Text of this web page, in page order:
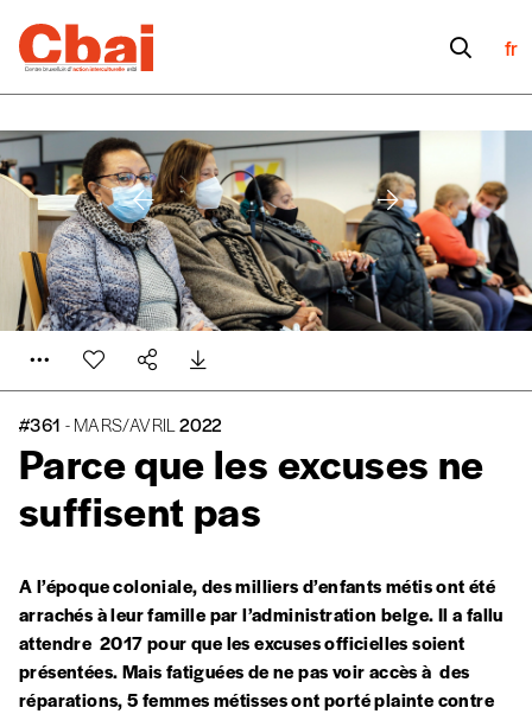
fr
#361 - MARS/AVRIL2022
Parce que les excuses ne
suffisent pas
A l’époque coloniale, des milliers d’enfants métis ont été
arrachés à leur famillepar l’administration belge. Il a fallu
attendre 2017 pour que les excuses officielles soient
présentées. Mais fatiguées de ne pas voiraccès à des
réparations, 5 femmes métisses ont porté plainte contre